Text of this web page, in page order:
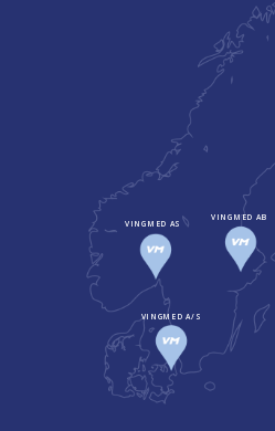
VINGMED A/S
VINGMED AS
VINGMED AB